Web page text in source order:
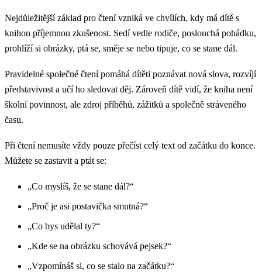
Nejdůležitější základ pro čtení vzniká ve chvílích, kdy má dítě s
knihou příjemnou zkušenost. Sedí vedle rodiče, poslouchá pohádku,
prohlíží si obrázky, ptá se, směje se nebo tipuje, co se stane dál.
Pravidelné společné čtení pomáhá dítěti poznávat nová slova, rozvíjí
představivost a učí ho sledovat děj. Zároveň dítě vidí, že kniha není
školní povinnost, ale zdroj příběhů, zážitků a společně stráveného
času.
Při čtení nemusíte vždy pouze přečíst celý text od začátku do konce.
Můžete se zastavit a ptát se:
„Co myslíš, že se stane dál?“
„Proč je asi postavička smutná?“
„Co bys udělal ty?“
„Kde se na obrázku schovává pejsek?“
„Vzpomínáš si, co se stalo na začátku?“